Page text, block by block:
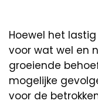
Hoewel het
voor wat wel en
groeiende
mogelijke
voor de